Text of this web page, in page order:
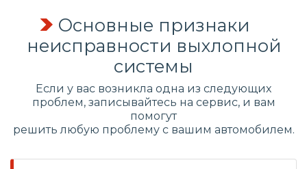
Основные признаки
неисправности выхлопной
системы
Если у вас возникла одна из следующих
проблем, записывайтесь на сервис, и вам
помогут
решить любую проблему с вашим автомобилем.